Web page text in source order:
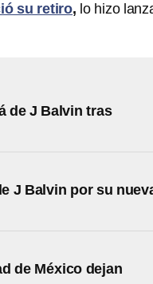
su retiro, lo hizo
de J Balvin tras
J Balvin por su
de México dejan